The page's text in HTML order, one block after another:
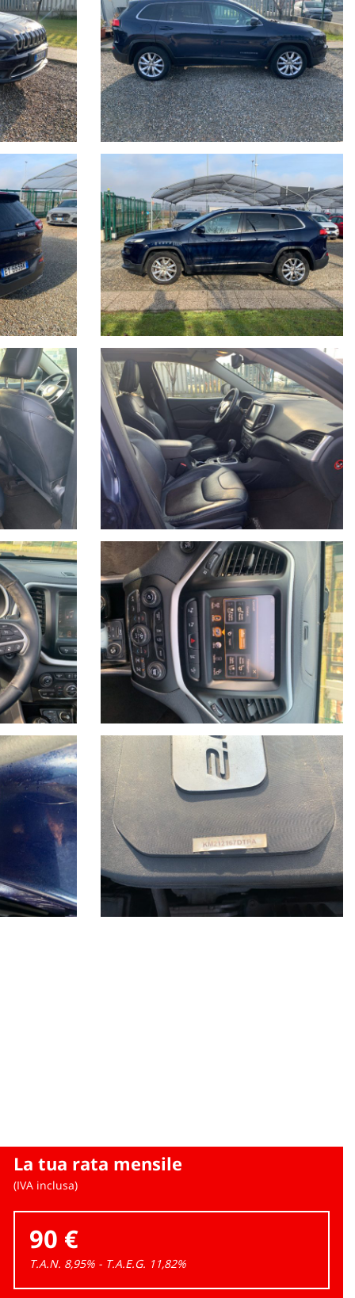
IL SUO CHILOMETRAGGIO EFFETTIVO.
impegno contrattuale. Per poter offrire il massimo servizio è
La tua rata mensile
(IVA inclusa)
90 €
T.A.N. 8,95% - T.A.E.G. 11,82%